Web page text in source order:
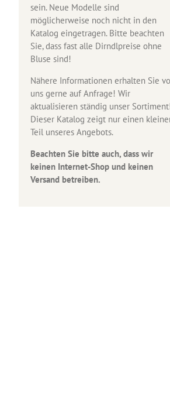
sein. Neue Modelle sind
möglicherweise noch nicht in den
Katalog eingetragen. Bitte beachten
Sie, dass fast alle Dirndlpreise ohne
Bluse sind!
Nähere Informationen erhalten Sie
uns gerne auf Anfrage! Wir
aktualisieren ständig unser
Dieser Katalog zeigt nur einen
Teil unseres Angebots.
Beachten Sie bitte auch, dass wir
keinen Internet-Shop und keinen
Versand betreiben.